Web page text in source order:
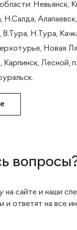
Невьянск,
Н.Салда,
В.Тура, Н.Тура,
Новая
Карпинск, Лесной,
на сайте и наши
и ответят на все